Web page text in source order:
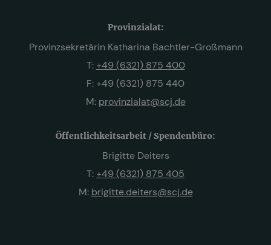
Provinzialat:
Provinzsekretärin Katharina Bachtler-Großmann
T: +49 (6321) 875 400
F: +49 (6321) 875 440
M: provinzialat@scj.de
Öffentlichkeitsarbeit / Spendenbüro:
Brigitte Deiters
T: +49 (6321) 875 405
M: brigitte.deiters@scj.de